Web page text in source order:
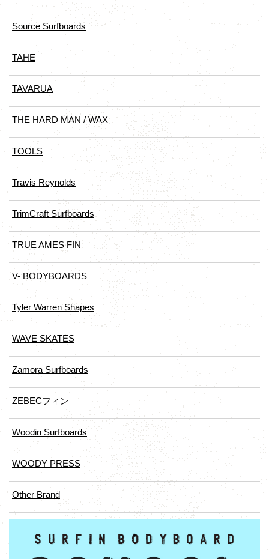
Source Surfboards
TAHE
TAVARUA
THE HARD MAN / WAX
TOOLS
Travis Reynolds
TrimCraft Surfboards
TRUE AMES FIN
V- BODYBOARDS
Tyler Warren Shapes
WAVE SKATES
Zamora Surfboards
ZEBECフィン
Woodin Surfboards
WOODY PRESS
Other Brand